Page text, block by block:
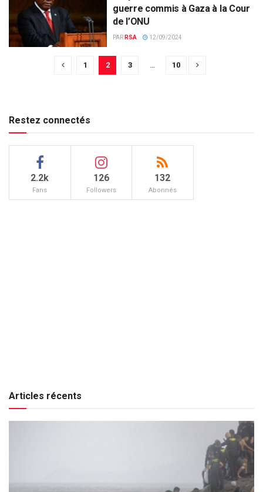
guerre commis à Gaza à la Cour
de l’ONU
PAR RSA 12/09/2024
1 2 3 10
Restez connectés
2.2k
Fans
126
Followers
132
Abonnés
Articles récents